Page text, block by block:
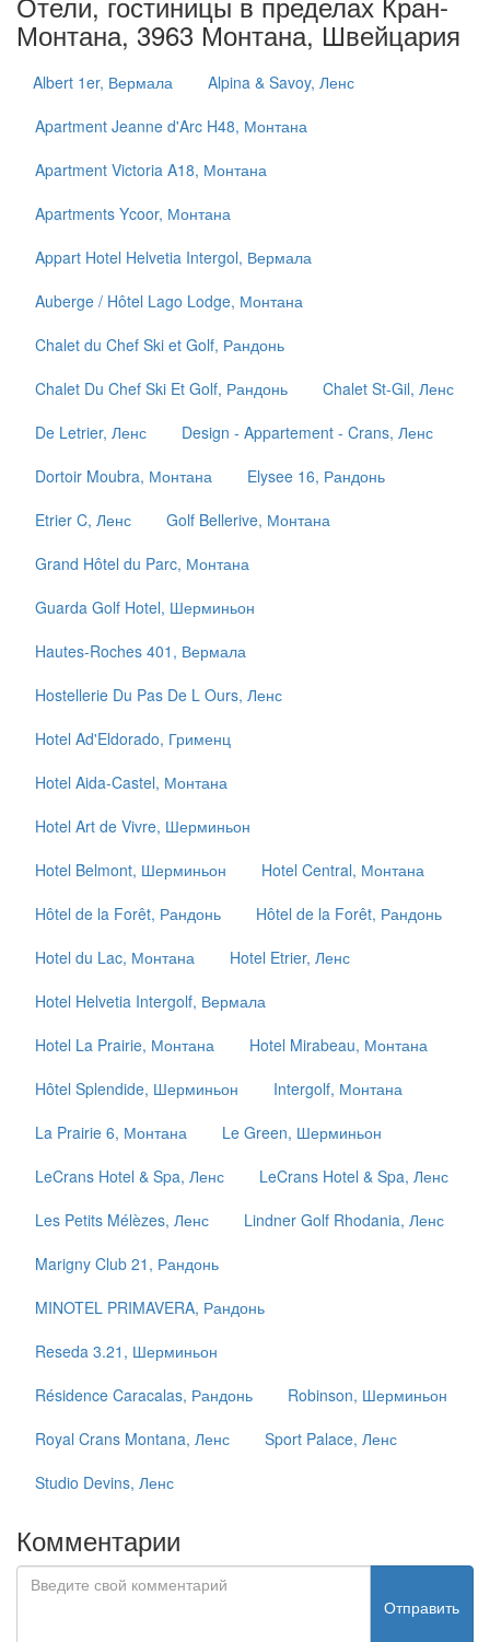
Монтана, 3963 Монтана, Швейцария
Albert 1er, Вермала
Alpina & Savoy, Ленс
Apartment Jeanne d'Arc H48, Монтана
Apartment Victoria A18, Монтана
Apartments Ycoor, Монтана
Appart Hotel Helvetia Intergol, Вермала
Auberge / Hôtel Lago Lodge, Монтана
Chalet du Chef Ski et Golf, Рандонь
Chalet Du Chef Ski Et Golf, Рандонь
Chalet St-Gil, Ленс
De Letrier, Ленс
Design - Appartement - Crans, Ленс
Dortoir Moubra, Монтана
Elysee 16, Рандонь
Etrier C, Ленс
Golf Bellerive, Монтана
Grand Hôtel du Parc, Монтана
Guarda Golf Hotel, Шерминьон
Hautes-Roches 401, Вермала
Hostellerie Du Pas De L Ours, Ленс
Hotel Ad'Eldorado, Грименц
Hotel Aida-Castel, Монтана
Hotel Art de Vivre, Шерминьон
Hotel Belmont, Шерминьон
Hotel Central, Монтана
Hôtel de la Forêt, Рандонь
Hôtel de la Forêt, Рандонь
Hotel du Lac, Монтана
Hotel Etrier, Ленс
Hotel Helvetia Intergolf, Вермала
Hotel La Prairie, Монтана
Hotel Mirabeau, Монтана
Hôtel Splendide, Шерминьон
Intergolf, Монтана
La Prairie 6, Монтана
Le Green, Шерминьон
LeCrans Hotel & Spa, Ленс
LeCrans Hotel & Spa, Ленс
Les Petits Mélèzes, Ленс
Lindner Golf Rhodania, Ленс
Marigny Club 21, Рандонь
MINOTEL PRIMAVERA, Рандонь
Reseda 3.21, Шерминьон
Résidence Caracalas, Рандонь
Robinson, Шерминьон
Royal Crans Montana, Ленс
Sport Palace, Ленс
Studio Devins, Ленс
Комментарии
Отправить